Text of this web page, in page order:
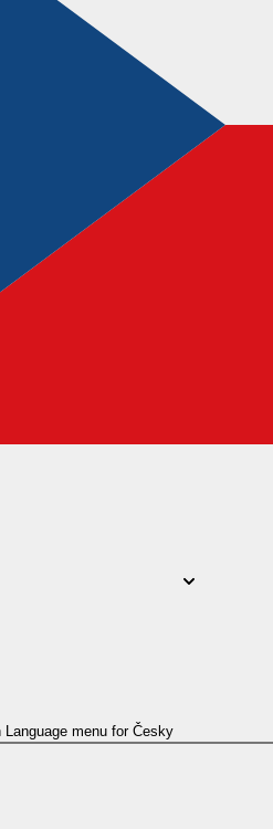
Language menu forČesky